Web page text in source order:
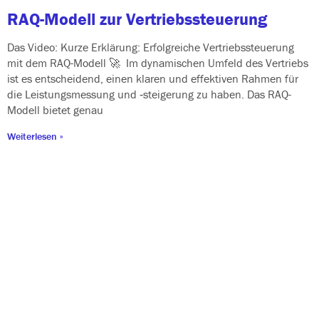
RAQ-Modell zur Vertriebssteuerung
Das Video: Kurze Erklärung: Erfolgreiche Vertriebssteuerung
mit dem RAQ-Modell 🚀 Im dyna­mi­schen Umfeld des Vertriebs
ist es ent­schei­dend, einen kla­ren und effek­ti­ven Rahmen für
die Leistungsmessung und ‑stei­ge­rung zu haben. Das RAQ-
Modell bie­tet genau
Weiterlesen »